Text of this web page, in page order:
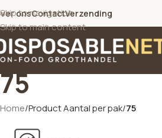
Skip to navigation
Skip to main content
onsContactVerzending
75
Home/Product Aantal per pak/75